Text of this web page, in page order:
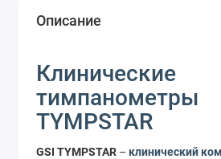
Описание
Клинические
TYMPSTAR
GSI TYMPSTAR – клинический